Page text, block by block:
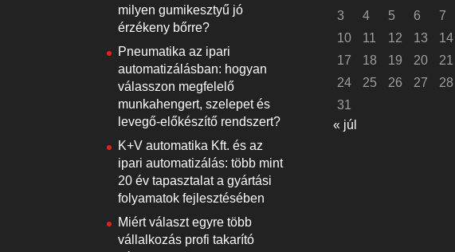
milyen gumikesztyű jó
érzékeny bőrre?
Pneumatika az ipari
automatizálásban: hogyan
válasszon megfelelő
munkahengert, szelepet és
levegő-előkészítő rendszert?
K+V automatika Kft. és az
ipari automatizálás: több mint
20 év tapasztalat a gyártási
folyamatok fejlesztésében
Miért választ egyre több
vállalkozás profi takarító
3
4 5 6 7
10
11 12 13 14
17
18 19 20 21
24
25 26 27 28
31
« júl